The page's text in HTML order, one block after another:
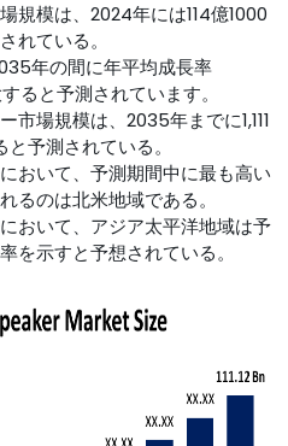
規模は、2024年には114億1000
れている。
年の間に年平均成長率
ると予測されています。
市場規模は、2035年までに1,111
予測されている。
おいて、予測期間中に最も高い
るのは北米地域である。
おいて、アジア太平洋地域は予
を示すと予想されている。